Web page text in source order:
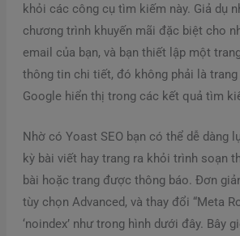
khỏi các công cụ tìm kiếm này. Giả dụ
chương trình khuyến mãi đặc biệt cho
email của bạn, và bạn thiết lập một
thông tin chi tiết, đó không phải là
Google hiển thị trong các kết quả tìm
Nhờ có Yoast SEO bạn có thể dễ dàng
kỳ bài viết hay trang ra khỏi trình soạn
bài hoặc trang được thông báo. Đơn
tùy chọn Advanced, và thay đổi “Meta
‘noindex’ như trong hình dưới đây. Bây